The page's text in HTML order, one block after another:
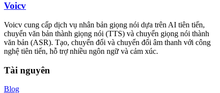
Voicv
Voicv cung cấp dịch vụ nhân bản giọng nói dựa trên AI tiên tiến,
chuyển văn bản thành giọng nói (TTS) và chuyển giọng nói thành
văn bản (ASR). Tạo, chuyển đổi và chuyển đổi âm thanh với công
nghệ tiên tiến, hỗ trợ nhiều ngôn ngữ và cảm xúc.
Tài nguyên
Blog